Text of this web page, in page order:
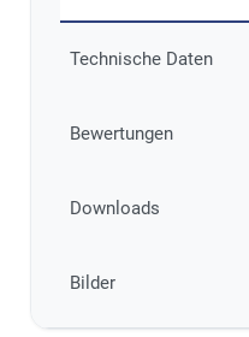
Technische Daten
Bewertungen
Downloads
Bilder